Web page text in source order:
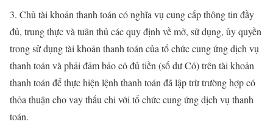
3. Chủ tài khoản thanh toán có nghĩa vụ cung cấp thông tin đầy
đủ, trung thực và tuân thủ các quy định về mở, sử dụng, ủy quyền
trong sử dụng tài khoản thanh toán của tổ chức cung ứng dịch vụ
thanh toán và phải đảm bảo có đủ tiền (số dư Có) trên tài khoản
thanh toán để thực hiện lệnh thanh toán đã lập trừ trường hợp có
thỏa thuận cho vay thấu chi với tổ chức cung ứng dịch vụ thanh
toán.